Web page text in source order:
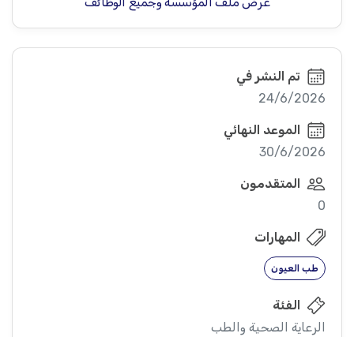
تم النشر في
24/6/2026
الموعد النهائي
30/6/2026
المتقدمون
0
المهارات
طب العيون
الفئة
الرعاية الصحية والطب